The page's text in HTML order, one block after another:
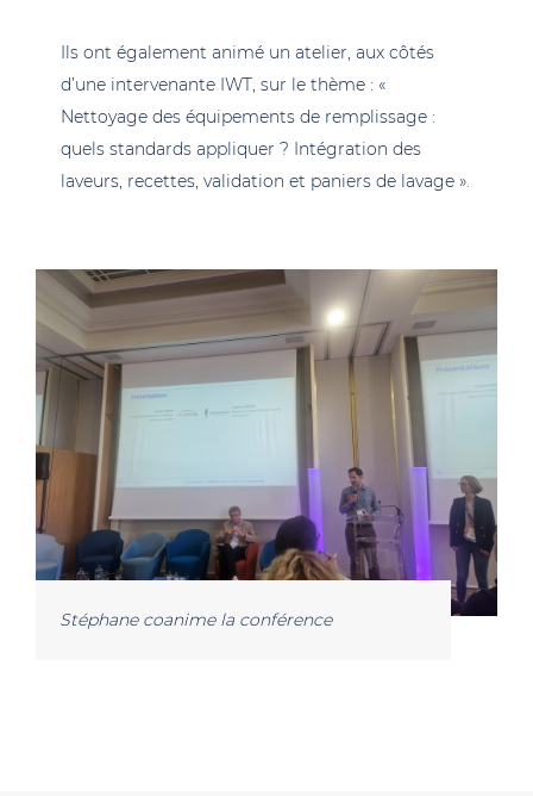
Ils ont également animé un atelier, aux côtés
d’une intervenante IWT, sur le thème : «
Nettoyage des équipements de remplissage :
quels standards appliquer ? Intégration des
laveurs, recettes, validation et paniers de lavage ».
Stéphane coanime la conférence